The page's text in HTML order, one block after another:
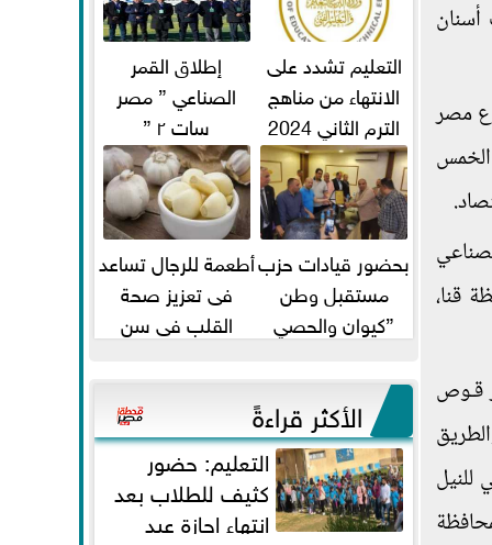
مصر
خلال السنوات الخمس
قنا،
قـوص
الشرقي للنيل
التعليم تشدد على
الانتهاء من مناهج
الترم الثاني 2024
قبل الامتحانات
إطلاق القمر
الصناعي ” مصر
سات ٢ ”
بحضور قيادات حزب
مستقبل وطن
”كيوان والحصي
وعيسي” أمانه كفر...
أطعمة للرجال تساعد
فى تعزيز صحة
القلب فى سن
الأكثر قراءةً
التعليم: حضور
كثيف للطلاب بعد
انتهاء إجازة عيد